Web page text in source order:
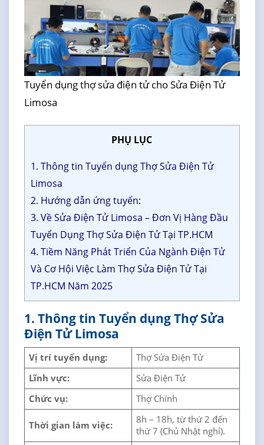
Tuyển dụng thợ sửa điện tử cho Sửa Điện Tử
Limosa
PHỤ LỤC
1. Thông tin Tuyển dụng Thợ Sửa Điện Tử
Limosa
2. Hướng dẫn ứng tuyển:
3. Về Sửa Điện Tử Limosa – Đơn Vị Hàng Đầu
Tuyển Dụng Thợ Sửa Điện Tử Tại TP.HCM
4. Tiềm Năng Phát Triển Của Ngành Điện Tử
Và Cơ Hội Việc Làm Thợ Sửa Điện Tử Tại
TP.HCM Năm 2025
1. Thông tin Tuyển dụng Thợ Sửa
Điện Tử Limosa
Vị trí tuyển dụng:
Thợ Sửa Điện Tử
Lĩnh vực:
Sửa Điện Tử
Chức vụ:
Thợ Chính
Thời gian làm việc:
8h – 18h, từ thứ 2 đến
thứ 7 (Chủ Nhật nghỉ).